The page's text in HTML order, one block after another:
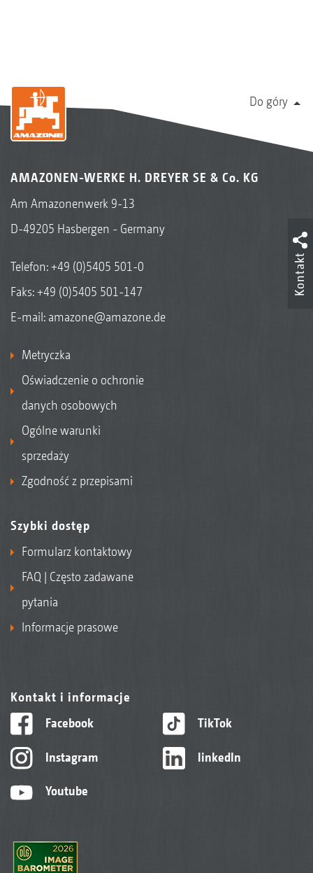
KPP-M
Do góry
AMAZONEN-WERKE H. DREYER SE & Co. KG
Am Amazonenwerk 9-13
D-49205 Hasbergen - Germany
Telefon:+49 (0)5405 501-0
Faks: +49 (0)5405 501-147
E-mail: amazone@amazone.de
Metryczka
Oświadczenie o ochronie
danych osobowych
Ogólne warunki
sprzedaży
Zgodność z przepisami
Szybki dostęp
Formularz kontaktowy
FAQ | Często zadawane
pytania
Informacje prasowe
Kontakt i informacje
Facebook
Instagram
Youtube
TikTok
linkedIn
Kontakt